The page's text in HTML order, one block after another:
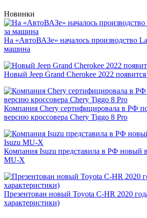
Новинки
На «АвтоВАЗе» началось производство
машина
Новый Jeep Grand Cherokee 2022
Компания Chery сертифицировала в РФ
версию кроссовера Chery Tiggo 8 Pro
Компания Isuzu представила в РФ новый
MU-X
Презентован новый Toyota C-HR 2020
характеристики)